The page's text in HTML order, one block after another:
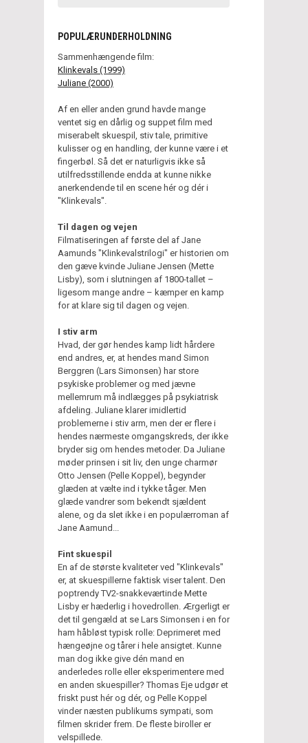
POPULÆRUNDERHOLDNING
Sammenhængende film:
Klinkevals (1999)
Juliane (2000)
Af en eller anden grund havde mange
ventet sig en dårlig og suppet film med
miserabelt skuespil, stiv tale, primitive
kulisser og en handling, der kunne være i et
fingerbøl. Så det er naturligvis ikke så
utilfredsstillende endda at kunne nikke
anerkendende til en scene hér og dér i
"Klinkevals".
Til dagen og vejen
Filmatiseringen af første del af Jane
Aamunds "Klinkevalstrilogi" er historien om
den gæve kvinde Juliane Jensen (Mette
Lisby), som i slutningen af 1800-tallet –
ligesom mange andre – kæmper en kamp
for at klare sig til dagen og vejen.
I stiv arm
Hvad, der gør hendes kamp lidt hårdere
end andres, er, at hendes mand Simon
Berggren (Lars Simonsen) har store
psykiske problemer og med jævne
mellemrum må indlægges på psykiatrisk
afdeling. Juliane klarer imidlertid
problemerne i stiv arm, men der er flere i
hendes nærmeste omgangskreds, der ikke
bryder sig om hendes metoder. Da Juliane
møder prinsen i sit liv, den unge charmør
Otto Jensen (Pelle Koppel), begynder
glæden at vælte ind i tykke tåger. Men
glæde vandrer som bekendt sjældent
alene, og da slet ikke i en populærroman af
Jane Aamund...
Fint skuespil
En af de største kvaliteter ved "Klinkevals"
er, at skuespillerne faktisk viser talent. Den
poptrendy TV2-snakkeværtinde Mette
Lisby er hæderlig i hovedrollen. Ærgerligt er
det til gengæld at se Lars Simonsen i en for
ham håbløst typisk rolle: Deprimeret med
hængeøjne og tårer i hele ansigtet. Kunne
man dog ikke give dén mand en
anderledes rolle eller eksperimentere med
en anden skuespiller? Thomas Eje udgør et
friskt pust hér og dér, og Pelle Koppel
vinder næsten publikums sympati, som
filmen skrider frem. De fleste biroller er
velspillede.